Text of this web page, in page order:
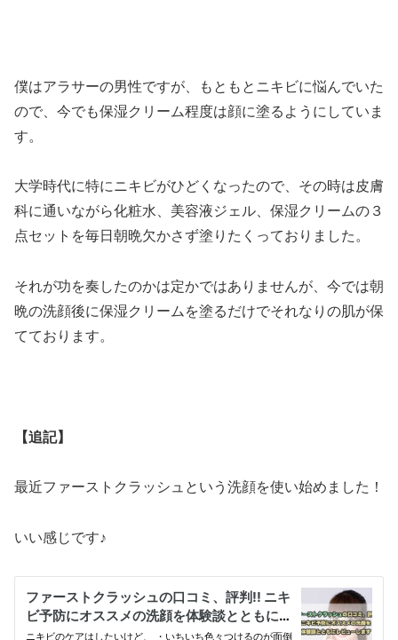
僕はアラサーの男性ですが、もともとニキビに悩んでいた
ので、今でも保湿クリーム程度は顔に塗るようにしていま
す。
大学時代に特にニキビがひどくなったので、その時は皮膚
科に通いながら化粧水、美容液ジェル、保湿クリームの３
点セットを毎日朝晩欠かさず塗りたくっておりました。
それが功を奏したのかは定かではありませんが、今では朝
晩の洗顔後に保湿クリームを塗るだけでそれなりの肌が保
てております。
【追記】
最近ファーストクラッシュという洗顔を使い始めました！
いい感じです♪